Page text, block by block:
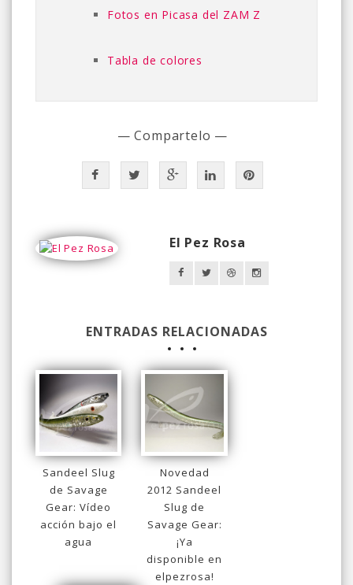
Fotos en Picasa del ZAM Z
Tabla de colores
— Compartelo —
El Pez Rosa
ENTRADAS RELACIONADAS
Sandeel Slug
de Savage
Gear: Vídeo
acción bajo el
agua
Novedad
2012 Sandeel
Slug de
Savage Gear:
¡Ya
disponible en
elpezrosa!